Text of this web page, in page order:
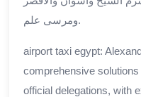
ومرسى علم.
airport taxi egypt:
comprehensive
official delegations, with